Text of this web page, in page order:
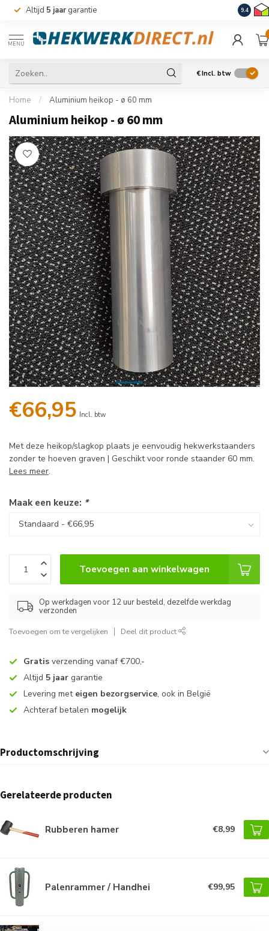
Altijd 5 jaargarantie 9.4
MENU
€Incl. btw
Home / Aluminium heikop - ø 60 mm
Aluminium heikop - ø 60 mm
€66,95 Incl. btw
Met deze heikop/slagkop plaats je eenvoudig hekwerkstaanders
zonder te hoeven graven | Geschikt voor ronde staander 60 mm.
Lees meer.
Maak een keuze: *
Toevoegen aan winkelwagen
Op werkdagen voor 12 uur besteld, dezelfde werkdag
verzonden
Toevoegen om te vergelijken Deel dit product
Gratis verzending vanaf €700,-
Altijd 5 jaar garantie
Levering met eigen bezorgservice, ook in België
Achteraf betalen mogelijk
Productomschrijving
Gerelateerde producten
Rubberen hamer €8,99
Palenrammer / Handhei €99,95